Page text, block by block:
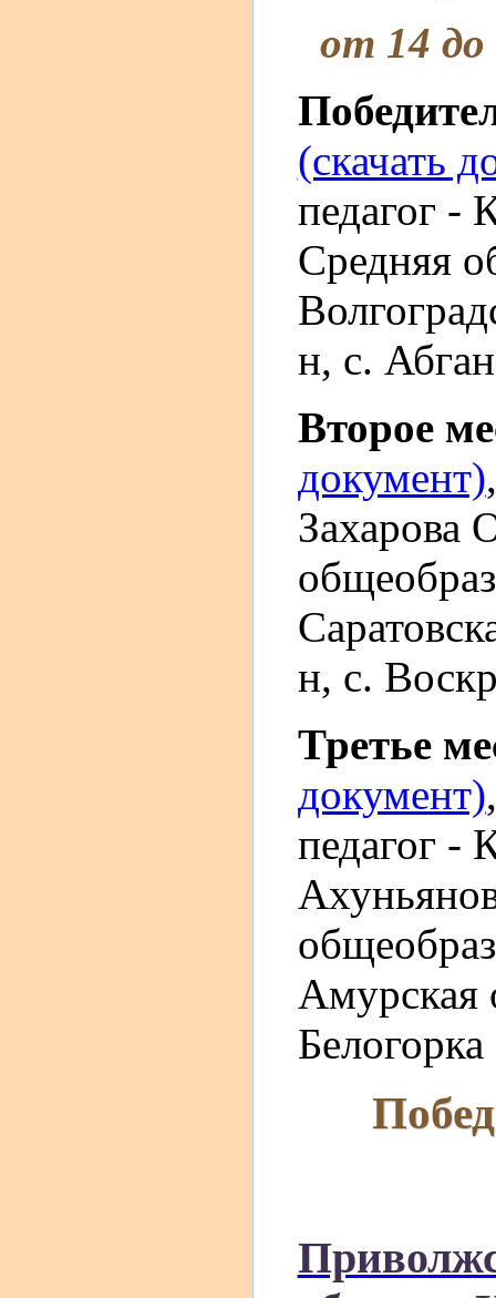
от 14 до
(скачать
педагог -
Средняя
н, с.
Второе
документ)
Захарова
н, с.
Третье
документ)
педагог -
Амурская
Белогорка